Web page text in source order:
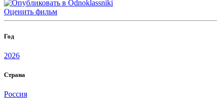
Оценить фильм
Год
2026
Страна
Россия